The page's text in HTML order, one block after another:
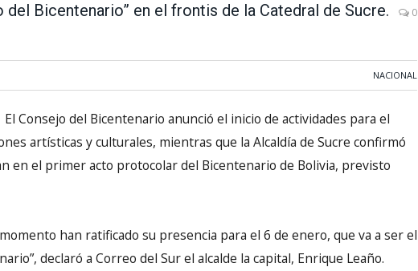
del Bicentenario” en el frontis de la Catedral de Sucre.
0
NACIONAL
El Consejo del Bicentenario anunció el inicio de actividades para el
artísticas y culturales, mientras que la Alcaldía de Sucre confirmó
en el primer acto protocolar del Bicentenario de Bolivia, previsto
han ratificado su presencia para el 6 de enero, que va a ser el
declaró a Correo del Sur el alcalde la capital, Enrique Leaño.